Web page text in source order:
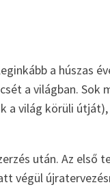
a húszas
a világban. Sok
a világ körüli
után. Az első
végül